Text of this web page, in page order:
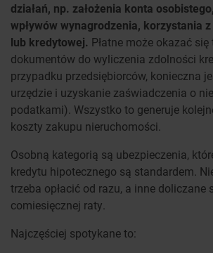
działań, np. założenia konta
wpływów wynagrodzenia, korzystania
lub kredytowej. Płatne może okazać
dokumentów do wyliczenia zdolności
przypadku przedsiębiorców, konieczna
urzędzie i uzyskanie zaświadczenia o
podatkami). Wszystko to generuje
koszty zakupu nieruchomości.
Osobną kategorią są ubezpieczenia,
kredytu hipotecznego są standardem.
trzeba opłacić od razu, a inne doliczane
comiesięcznej raty.
Najczęściej spotykane to: